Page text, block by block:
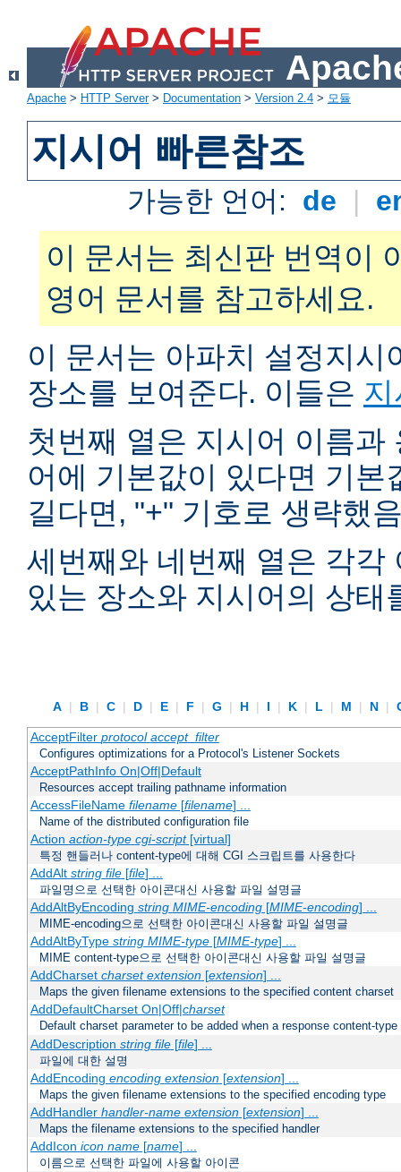
Apache > HTTP Server> Documentation > Version 2.4 > 모듈
지시어 빠른참조
가능한 언어: de |
이 문서는 최신판 번역이
영어 문서를 참고하세요.
이 문서는 아파치 설정지
장소를 보여준다. 이들은
첫번째 열은 지시어 이름
어에 기본값이 있다면 기
길다면, "+" 기호로 생략했
세번째와 네번째 열은 각각
있는 장소와 지시어의 상태
A | B | C | D | E | F | G | H | I | K | L | M | N |
AcceptFilter protocol accept_filter
Configures optimizations for a Protocol's Listener Sockets
AcceptPathInfo On|Off|Default
Resources accept trailing pathname information
AccessFileName filename[filename] ...
Name of the distributed configuration file
Action action-type cgi-script[virtual]
특정 핸들러나 content-type에 대해 CGI 스크립트를 사용한다
AddAlt string file[file] ...
파일명으로 선택한 아이콘대신 사용할 파일 설명글
AddAltByEncoding string MIME-encoding[MIME-encoding] ...
MIME-encoding으로 선택한 아이콘대신 사용할 파일 설명글
AddAltByType string MIME-type[MIME-type] ...
MIME content-type으로 선택한 아이콘대신 사용할 파일 설명글
AddCharset charset extension[extension] ...
Maps the given filename extensions to the specified content charset
AddDefaultCharset On|Off|charset
Default charset parameter to be added when a response content-
AddDescription string file[file] ...
파일에 대한 설명
AddEncoding encoding extension[extension] ...
Maps the given filename extensions to the specified encoding type
AddHandler handler-name extension[extension] ...
Maps the filename extensions to the specified handler
AddIcon icon name[name] ...
이름으로 선택한 파일에 사용할 아이콘